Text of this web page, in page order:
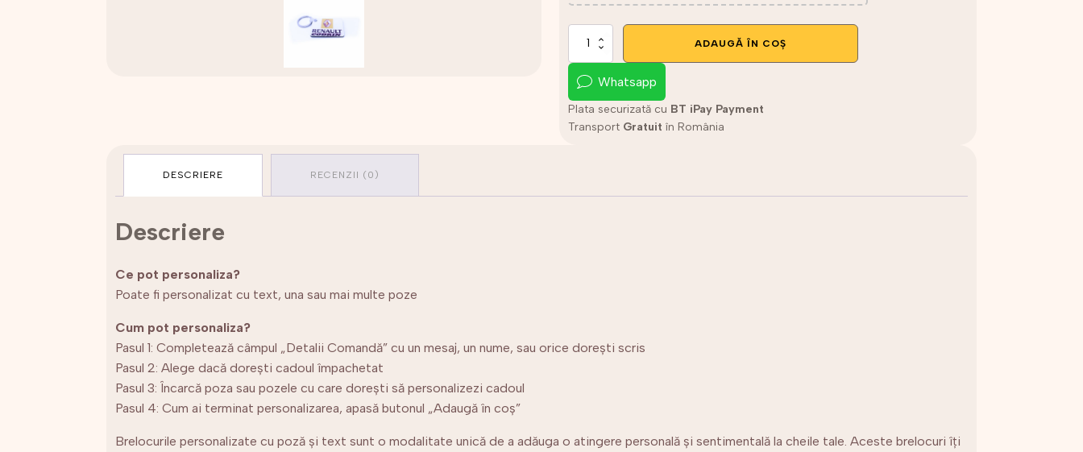
Cantitate
personalizat
cu
o
poză
și
ADAUGĂ ÎN COȘ
Whatsapp
Plata securizată cu BT iPay Payment
Transport Gratuit în România
DESCRIERE RECENZII (0)
Descriere
Ce pot personaliza?
Poate fi personalizat cu text, una sau mai multe poze
Cum pot personaliza?
Pasul 1: Completează câmpul „Detalii Comandă” cu un mesaj, un nume, sau orice dorești scris
Pasul 2: Alege dacă dorești cadoul împachetat
Pasul 3: Încarcă poza sau pozele cu care dorești să personalizezi cadoul
Pasul 4: Cum ai terminat personalizarea, apasă butonul „Adaugă în coș”
Brelocurile personalizate cu poză și text sunt o modalitate unică de a adăuga o atingere personală și sentimentală la cheile tale. Aceste brelocuri îți